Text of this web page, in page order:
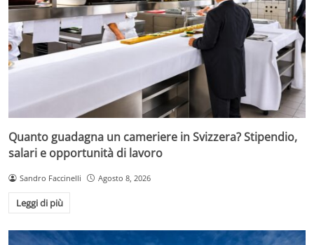
Quanto guadagna un cameriere in Svizzera? Stipendio,
salari e opportunità di lavoro
Sandro Faccinelli Agosto 8, 2026
Leggi di più